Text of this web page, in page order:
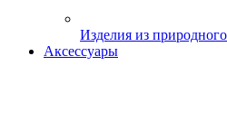
Изделия из
Аксессуары